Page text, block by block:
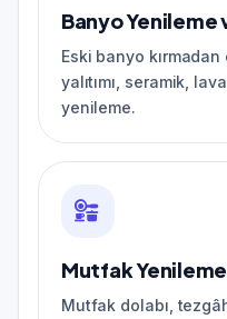
Banyo Yenileme
Eski banyo
yalıtımı, seramik,
yenileme.
Mutfak
Mutfak dolabı,